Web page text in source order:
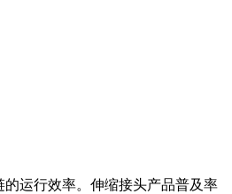
运行效率。伸缩接头产品普及率